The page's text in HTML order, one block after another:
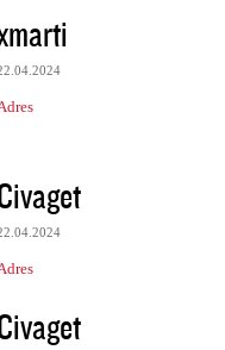
r